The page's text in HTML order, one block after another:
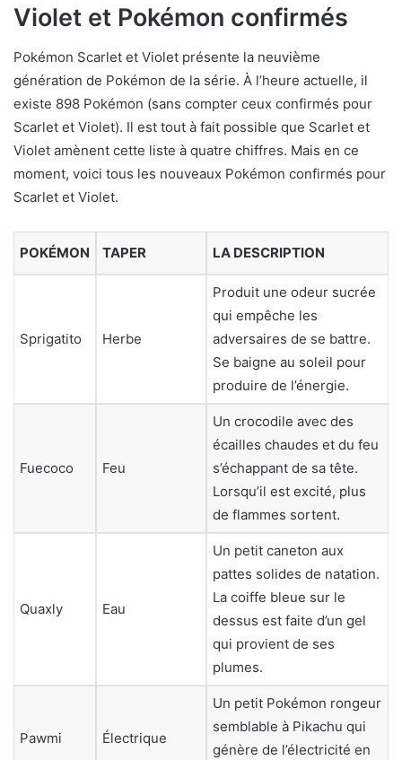
Violet et Pokémon confirmés
Pokémon Scarlet et Violet présente la neuvième
génération de Pokémon de la série. À l’heure actuelle, il
existe 898 Pokémon (sans compter ceux confirmés pour
Scarlet et Violet). Il est tout à fait possible que Scarlet et
Violet amènent cette liste à quatre chiffres. Mais en ce
moment, voici tous les nouveaux Pokémon confirmés pour
Scarlet et Violet.
POKÉMON TAPER LA DESCRIPTION
Sprigatito Herbe
Produit une odeur sucrée
qui empêche les
adversaires de se battre.
Se baigne au soleil pour
produire de l’énergie.
Fuecoco Feu
Un crocodile avec des
écailles chaudes et du feu
s’échappant de sa tête.
Lorsqu’il est excité, plus
de flammes sortent.
Quaxly Eau
Un petit caneton aux
pattes solides de natation.
La coiffe bleue sur le
dessus est faite d’un gel
qui provient de ses
plumes.
Pawmi Électrique
Un petit Pokémon rongeur
semblable à Pikachu qui
génère de l’électricité en